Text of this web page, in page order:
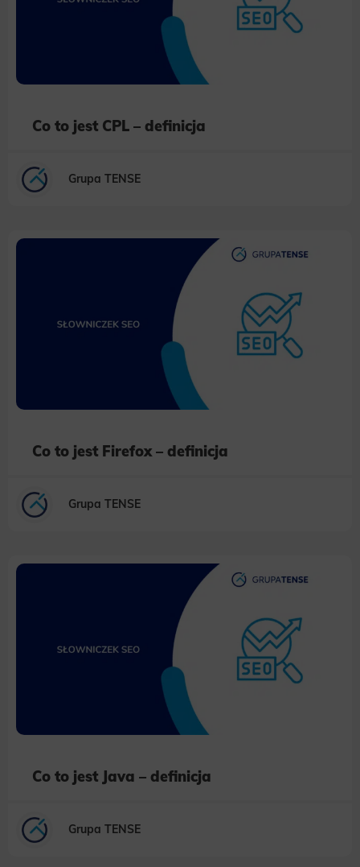
Co to jest CPL – definicja
Grupa TENSE
Co to jest Firefox – definicja
Grupa TENSE
Co to jest Java – definicja
Grupa TENSE